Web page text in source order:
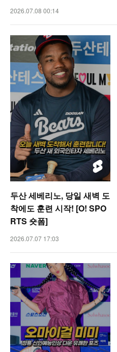
2026.07.08 00:14
두산 세베리노, 당일 새벽 도
착에도 훈련 시작! [O! SPO
RTS 숏폼]
2026.07.07 17:03